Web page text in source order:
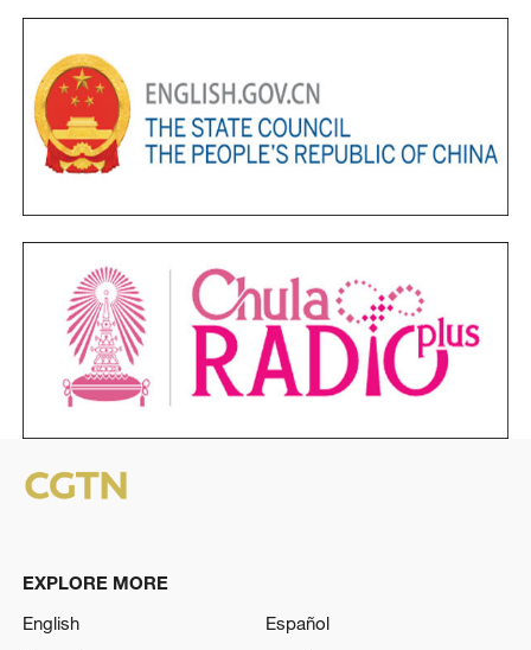
EXPLORE MORE
English
Español